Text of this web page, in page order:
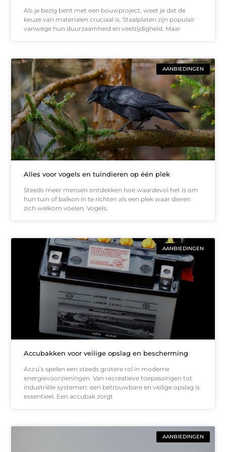
Als je bezig bent met een bouwproject, weet je dat de
keuze van materialen cruciaal is. Staalplaten zijn populair
vanwege hun duurzaamheid en veelzijdigheid. Maar
AANBIEDINGEN
Alles voor vogels en tuindieren op één plek
Steeds meer mensen ontdekken hoe waardevol het is om
hun tuin of balkon in te richten als een plek waar dieren
zich welkom voelen. Vogels,
AANBIEDINGEN
Accubakken voor veilige opslag en bescherming
Accu’s spelen een steeds grotere rol in moderne
energievoorzieningen. Van recreatieve toepassingen tot
industriële systemen: een betrouwbare en veilige opslag is
essentieel. Een accubak zorgt
AANBIEDINGEN